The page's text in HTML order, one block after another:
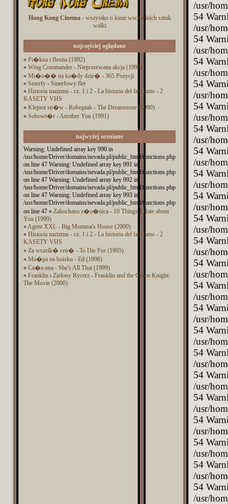
Hong Kong Cinema- wszystko o kinie wschodnich sztuk
walki
najczęściej oglądane
» Pi�kna i Bestia (1992)
» Wing Commander - Nieprzerwana akcja (1999)
» Mi�o�� na ka�dy dzie� - 365 Pozycji
» Smerfy - Smerfowy flet
» Historia nazizmu - cz. 1 i 2 - La historia del fascismo - 2
KASETY VHS
» Klejnot sn�w - Roboptak - The Dreamstone (1990)
» Sobowt�r - Another You (1991)
najwyżej oceniane
Warning: Undefined array key 990 in
/usr/home/Driver/domains/nevada.pl/public_html/functions.php
on line 47 Warning: Undefined array key 991 in
/usr/home/Driver/domains/nevada.pl/public_html/functions.php
on line 47 Warning: Undefined array key 992 in
/usr/home/Driver/domains/nevada.pl/public_html/functions.php
on line 47 Warning: Undefined array key 993 in
/usr/home/Driver/domains/nevada.pl/public_html/functions.php
on line 47 » Zakochana z�o�nica - 10 Things I Hate about
You (1999)
»Agent XXL - Big Momma's House (2000)
» Historia nazizmu - cz. 1 i 2 - La historia del fascismo - 2
KASETY VHS
» Za wszelk� cen� - To Die For (1995)
» Ma�pa na boisku - Ed (1996)
» Ca�a ona - She's All That (1999)
» Franklin i Zielony Rycerz - Franklin and the Green Knight:
The Movie (2000)